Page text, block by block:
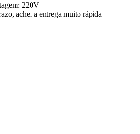
220V
achei a entrega muito rápida